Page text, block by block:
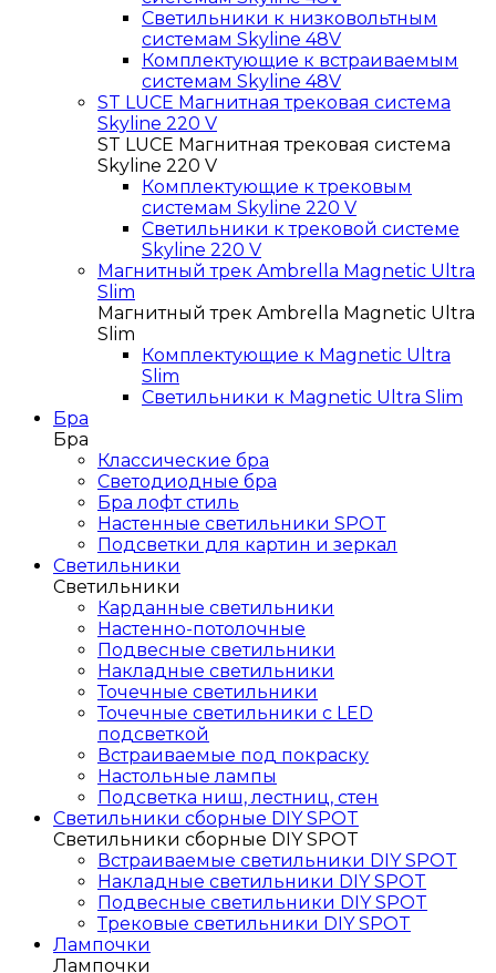
Светильники к низковольтным
системам Skyline 48V
Комплектующие к встраиваемым
системам Skyline 48V
ST LUCE Магнитная трековая система
Skyline 220 V
ST LUCE Магнитная трековая система
Skyline 220 V
Комплектующие к трековым
системам Skyline 220 V
Светильники к трековой системе
Skyline 220 V
Магнитный трек Ambrella Magnetic Ultra
Slim
Магнитный трек Ambrella Magnetic Ultra
Slim
Комплектующие к Magnetic Ultra
Slim
Светильники к Magnetic Ultra Slim
Бра
Бра
Классические бра
Светодиодные бра
Бра лофт стиль
Настенные светильники SPOT
Подсветки для картин и зеркал
Светильники
Светильники
Карданные светильники
Настенно-потолочные
Подвесные светильники
Накладные светильники
Точечные светильники
Точечные светильники с LED
подсветкой
Встраиваемые под покраску
Настольные лампы
Подсветка ниш, лестниц, стен
Светильники сборные DIY SPOT
Светильники сборные DIY SPOT
Встраиваемые светильники DIY SPOT
Накладные светильники DIY SPOT
Подвесные светильники DIY SPOT
Трековые светильники DIY SPOT
Лампочки
Лампочки